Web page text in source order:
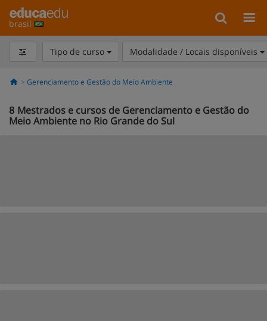
brasil
Tipo de curso Modalidade / Locais disponíveis
Gerenciamento e Gestão do Meio Ambiente
8 Mestrados e cursos de Gerenciamento e Gestão do
Meio Ambiente no Rio Grande do Sul